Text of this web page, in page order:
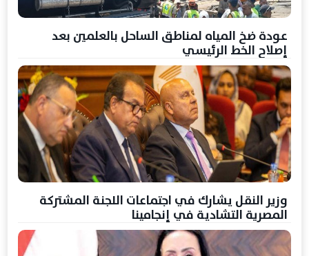
عودة ضخ المياه لمناطق الساحل بالعلمين بعد
إصلاح الخط الرئيسي
وزير النقل يشارك في اجتماعات اللجنة المشتركة
المصرية التشادية في إنجامينا